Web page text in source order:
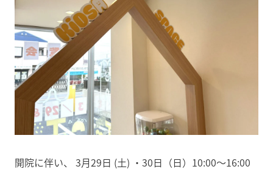
開院に伴い、 3月29日 (土) ・30日（日）10:00～16:00